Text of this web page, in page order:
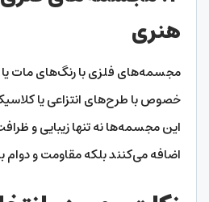
هنری
مجسمه‌های فلزی با رنگ‌های مات یا
خصوص با طرح‌های انتزاعی یا
این مجسمه‌ها نه تنها زیبایی و
اضافه می‌کنند بلکه مقاومت و دوام